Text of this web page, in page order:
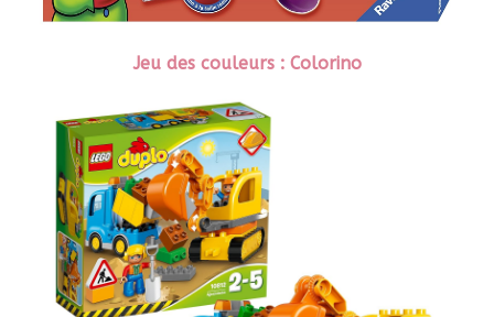
Jeu des couleurs : Colorino